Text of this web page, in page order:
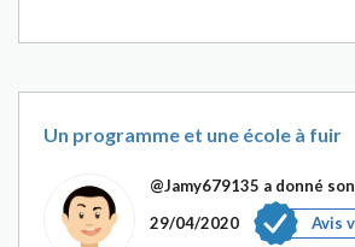
Un programme et une école à fuir
@Jamy679135 a donné
29/04/2020
Avis